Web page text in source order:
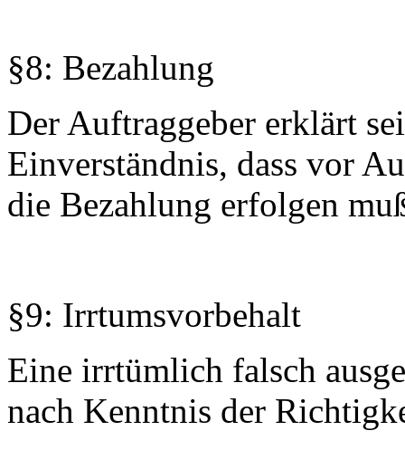
§8: Bezahlung
Der Auftraggeber erklärt
Einverständnis, dass vor
die Bezahlung erfolgen
§9: Irrtumsvorbehalt
Eine irrtümlich falsch
nach Kenntnis der